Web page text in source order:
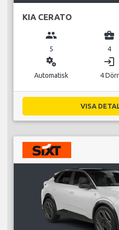
KIA CERATO
group
5
business_center
4
miscellaneous_services
Automatisk
login
4 Dörr
VISA